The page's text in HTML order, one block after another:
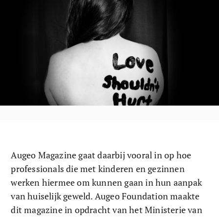
Augeo Magazine gaat daarbij vooral in op hoe
professionals die met kinderen en gezinnen
werken hiermee om kunnen gaan in hun aanpak
van huiselijk geweld. Augeo Foundation maakte
dit magazine in opdracht van het Ministerie van